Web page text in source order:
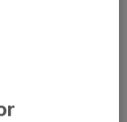
att bli allt från